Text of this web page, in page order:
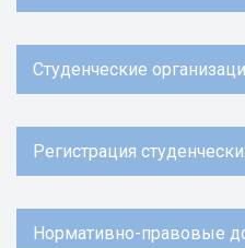
Студенческие
Регистрация
Нормативно-правовые